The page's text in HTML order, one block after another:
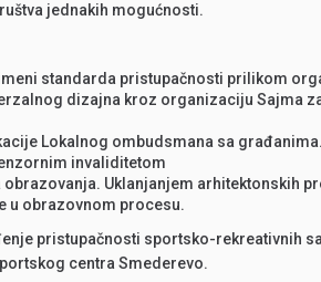
jednakih mogućnosti.
standarda pristupačnosti prilikom
dizajna kroz organizaciju Sajma
Lokalnog ombudsmana sa
invaliditetom
Uklanjanjem arhitektonskih
u obrazovnom procesu.
pristupačnosti sportsko-
centra Smederevo.